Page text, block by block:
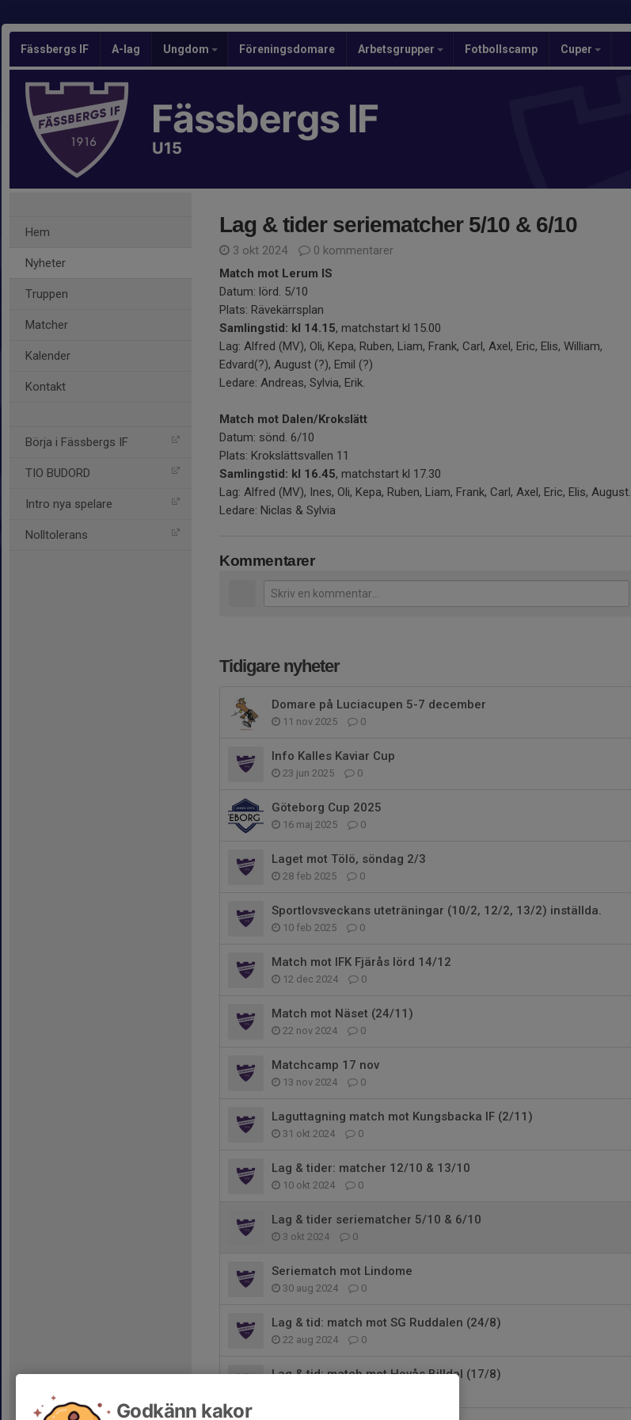
Fässbergs IF A-lag Ungdom Föreningsdomare Arbetsgrupper Fotbollscamp Cuper
Fässbergs IF
U15
Hem
Nyheter
Truppen
Matcher
Kalender
Kontakt
Börja i Fässbergs IF
TIO BUDORD
Intro nya spelare
Nolltolerans
Lag & tider seriematcher 5/10 & 6/10
3 okt 2024
0 kommentarer
Match mot Lerum IS
Datum: lörd. 5/10
Plats: Rävekärrsplan
Samlingstid: kl 14.15, matchstart kl 15.00
Lag: Alfred (MV), Oli, Kepa, Ruben, Liam, Frank, Carl, Axel, Eric, Elis, William,
Edvard(?), August (?), Emil (?)
Ledare: Andreas, Sylvia, Erik.
Match mot Dalen/Krokslätt
Datum: sönd. 6/10
Plats: Krokslättsvallen 11
Samlingstid: kl 16.45, matchstart kl 17.30
Lag: Alfred (MV), Ines, Oli, Kepa, Ruben, Liam, Frank, Carl, Axel, Eric, Elis, August.
Ledare: Niclas & Sylvia
Kommentarer
Tidigare nyheter
Domare på Luciacupen 5-7 december
11 nov 2025 0
Info Kalles Kaviar Cup
23 jun 2025 0
Göteborg Cup 2025
16 maj 2025 0
Laget mot Tölö, söndag 2/3
28 feb 2025 0
Sportlovsveckans uteträningar (10/2, 12/2, 13/2) inställda.
10 feb 2025 0
Match mot IFK Fjärås lörd 14/12
12 dec 2024 0
Match mot Näset (24/11)
22 nov 2024 0
Matchcamp 17 nov
13 nov 2024 0
Laguttagning match mot Kungsbacka IF (2/11)
31 okt 2024 0
Lag & tider: matcher 12/10 & 13/10
10 okt 2024 0
Lag & tider seriematcher 5/10 & 6/10
3 okt 2024 0
Seriematch mot Lindome
30 aug 2024 0
Lag & tid: match mot SG Ruddalen (24/8)
22 aug 2024 0
Lag & tid: match mot Hovås Billdal (17/8)
Godkänn kakor